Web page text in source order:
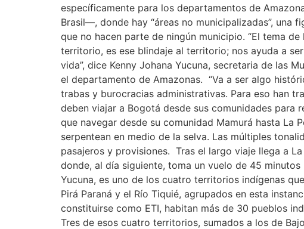
específicamente para los departamentos de
Brasil—, donde hay “áreas no municipalizadas”, una
que no hacen parte de ningún municipio. “El tema
territorio, es ese blindaje al territorio; nos ayuda a
vida”, dice Kenny Johana Yucuna, secretaria de las
el departamento de Amazonas. “Va a ser algo
trabas y burocracias administrativas. Para eso han
deben viajar a Bogotá desde sus comunidades para
que navegar desde su comunidad Mamurá hasta La
serpentean en medio de la selva. Las múltiples
pasajeros y provisiones. Tras el largo viaje llega a
donde, al día siguiente, toma un vuelo de 45
Yucuna, es uno de los cuatro territorios indígenas
Pirá Paraná y el Río Tiquié, agrupados en esta
constituirse como ETI, habitan más de 30 pueblos
Tres de esos cuatro territorios, sumados a los de